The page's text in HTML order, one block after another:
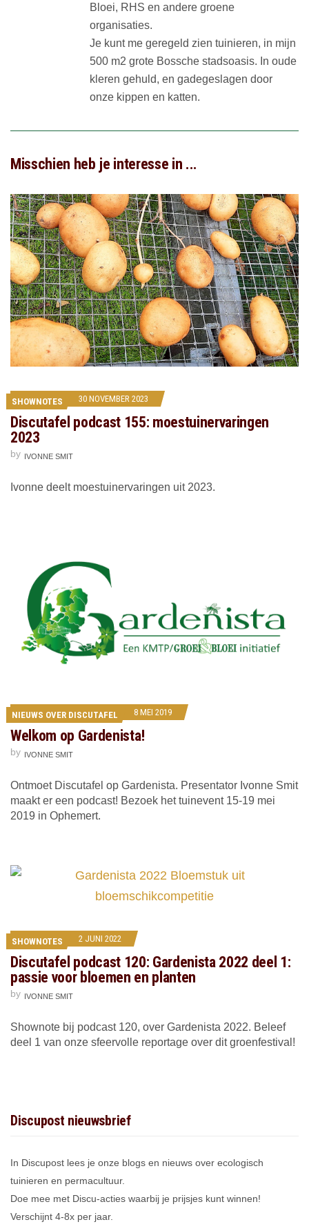
Bloei, RHS en andere groene
organisaties.
Je kunt me geregeld zien tuinieren, in mijn
500 m2 grote Bossche stadsoasis. In oude
kleren gehuld, en gadegeslagen door
onze kippen en katten.
Misschien heb je interesse in ...
SHOWNOTES 30 NOVEMBER 2023
Discutafel podcast 155: moestuinervaringen
2023
by IVONNE SMIT
Ivonne deelt moestuinervaringen uit 2023.
NIEUWS OVER DISCUTAFEL 8 MEI 2019
Welkom op Gardenista!
by IVONNE SMIT
Ontmoet Discutafel op Gardenista. Presentator Ivonne Smit
maakt er een podcast! Bezoek het tuinevent 15-19 mei
2019 in Ophemert.
SHOWNOTES 2 JUNI 2022
Discutafel podcast 120: Gardenista 2022 deel 1:
passie voor bloemen en planten
by IVONNE SMIT
Shownote bij podcast 120, over Gardenista 2022. Beleef
deel 1 van onze sfeervolle reportage over dit groenfestival!
Discupost nieuwsbrief
In Discupost lees je onze blogs en nieuws over ecologisch
tuinieren en permacultuur.
Doe mee met Discu-acties waarbij je prijsjes kunt winnen!
Verschijnt 4-8x per jaar.